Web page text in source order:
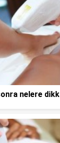
nelere